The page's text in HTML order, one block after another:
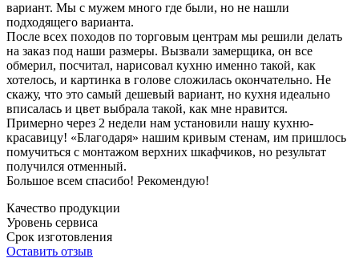
вариант. Мы с мужем много где были, но не нашли
подходящего варианта.
После всех походов по торговым центрам мы решили делать
на заказ под наши размеры. Вызвали замерщика, он все
обмерил, посчитал, нарисовал кухню именно такой, как
хотелось, и картинка в голове сложилась окончательно. Не
скажу, что это самый дешевый вариант, но кухня идеально
вписалась и цвет выбрала такой, как мне нравится.
Примерно через 2 недели нам установили нашу кухню-
красавицу! «Благодаря» нашим кривым стенам, им пришлось
помучиться с монтажом верхних шкафчиков, но результат
получился отменный.
Большое всем спасибо! Рекомендую!
Качество продукции
Уровень сервиса
Срок изготовления
Оставить отзыв